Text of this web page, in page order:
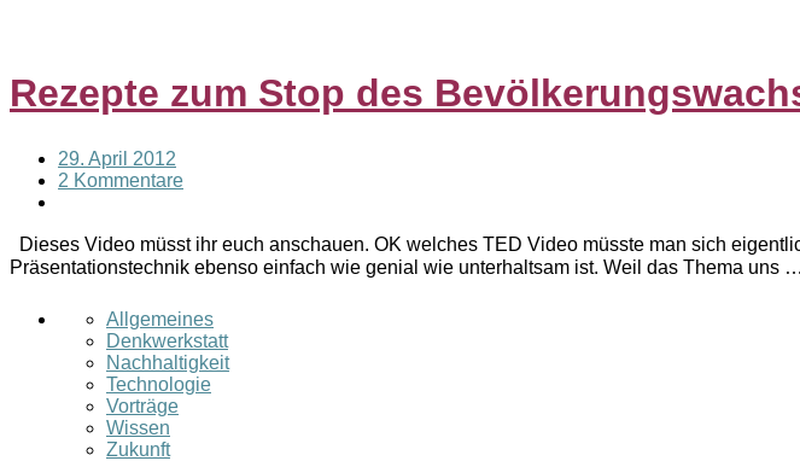
Rezepte zum Stop des
29. April 2012
2 Kommentare
Dieses Video müsst ihr euch anschauen. OK welches TED Video müsste man sich
Präsentationstechnik ebenso einfach wie genial wie unterhaltsam ist. Weil das Thema uns …
Allgemeines
Denkwerkstatt
Nachhaltigkeit
Technologie
Vorträge
Wissen
Zukunft